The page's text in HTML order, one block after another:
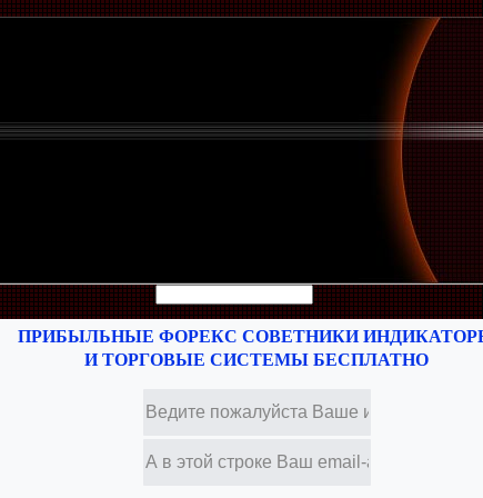
ПРИБЫЛЬНЫЕ ФОРЕКС СОВЕТНИКИ
И ТОРГОВЫЕ СИСТЕМЫ БЕСПЛАТНО